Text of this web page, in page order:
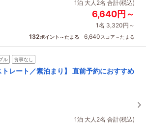
1泊 大人2名 合計(税込)
6,640円～
1名 3,320円～
132ポイント～たまる 6,640スコア～たまる
ル 食事なし
トレート／素泊まり】 直前予約におすすめ
1泊 大人2名 合計(税込)